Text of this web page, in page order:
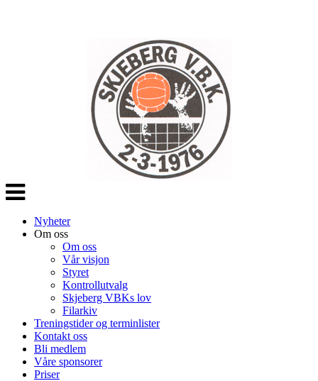
Veksle
navigasjon
Nyheter
Om oss
Om oss
Vår visjon
Styret
Kontrollutvalg
Skjeberg VBKs lov
Filarkiv
Treningstider og terminlister
Kontakt oss
Bli medlem
Våre sponsorer
Priser